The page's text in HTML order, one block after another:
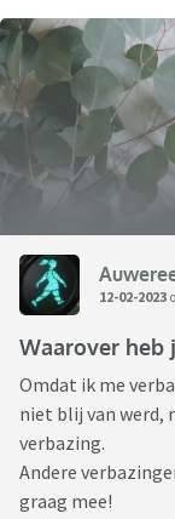
12-02-2023
Waarover heb
Omdat ik me
niet blij van werd,
verbazing.
Andere
graag mee!